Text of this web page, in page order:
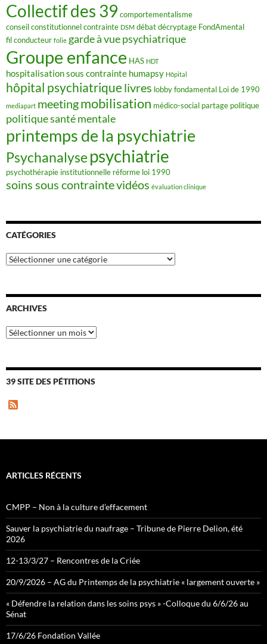
Collectif des 39 comportementalisme
conseil constitutionnelcontrainte DSM débatdécryptage FondAmental
fil conducteur folie garde à vue psychiatrique
Groupe enfance HAS HDT
hospitalisation sous contrainte humapsy Hôpital
hôpital psychiatriquelivres lobby fondamental Loi de 1990
mediapart meetingmobilisation médico-social partage politique
politique santé mentale
printemps de la psychiatrie
Psychanalyse psychiatrie
psychothérapie institutionnelle réforme loi 1990
soins sous contraintevidéos évaluation clinique
CATÉGORIES
Catégories
ARCHIVES
Archives
39 SITE DES PÉTITIONS
ARTICLES RÉCENTS
CMPP – Non à la culture d’effacement
Sauver la psychiatrie du naufrage – Tribune de Pierre Delion, été
2026
12-13/3/27 – Rencontres de la Criée
20/9/2026 – AG du Printemps de la psychiatrie « largement ouverte »
« Défendre la relation dans les soins psys » -Colloque du 6/6/26 au
Sénat
17/6/26 Fondation Vallée